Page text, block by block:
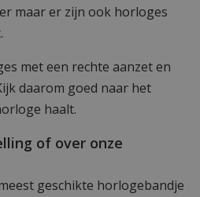
maar er zijn ook horloges
met een rechte aanzet en
daarom goed naar het
haalt.
of over onze
geschikte horlogebandje